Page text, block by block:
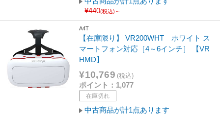
¥440(税込)～
A4T
【在庫限り】 VR200WHT ホワイト ス
マートフォン対応［4～6インチ］ 【VR
HMD】
¥10,769 (税込)
ポイント：1,077
在庫切れ
中古商品が計1点あります